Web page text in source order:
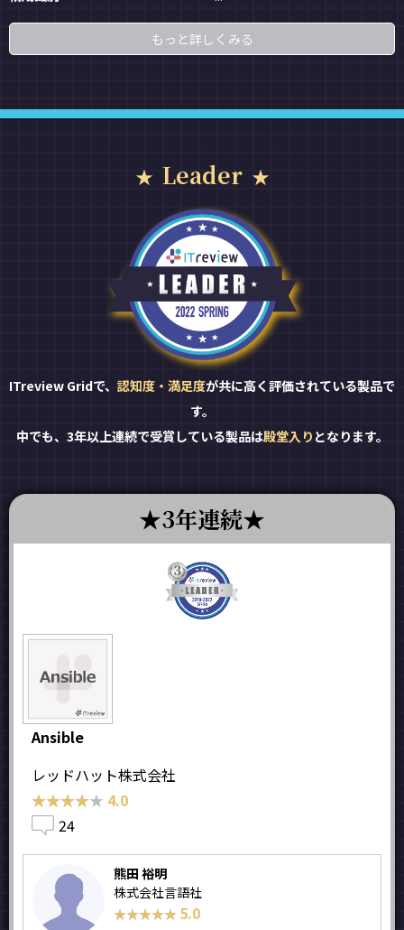
もっと詳しくみる
Leader
ITreview Gridで、 認知度・満足度が共に高く評価されている製品で
す。
中でも、3年以上連続で受賞している製品は殿堂入り となります。
3年連続
Ansible
レッドハット株式会社
★★★★★
★★★★★ 4.0
24
熊田 裕明
株式会社言語社
★★★★★
★★★★★ 5.0